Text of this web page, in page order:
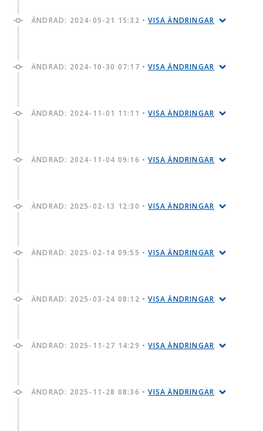
ÄNDRAD: 2024-05-21 15:32 •VISA ÄNDRINGAR
ÄNDRAD: 2024-10-30 07:17 •VISA ÄNDRINGAR
ÄNDRAD: 2024-11-01 11:11 •VISA ÄNDRINGAR
ÄNDRAD: 2024-11-04 09:16 •VISA ÄNDRINGAR
ÄNDRAD: 2025-02-13 12:30 •VISA ÄNDRINGAR
ÄNDRAD: 2025-02-14 09:55 •VISA ÄNDRINGAR
ÄNDRAD: 2025-03-24 08:12 •VISA ÄNDRINGAR
ÄNDRAD: 2025-11-27 14:29 •VISA ÄNDRINGAR
ÄNDRAD: 2025-11-28 08:36 •VISA ÄNDRINGAR